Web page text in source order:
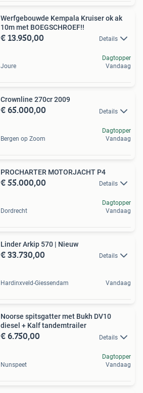
Werfgebouwde Kempala Kruiser ok ak
10m met BOEGSCHROEF!!
€ 13.950,00 Details
Joure
Dagtopper
Vandaag
Crownline 270cr 2009
€ 65.000,00 Details
Bergen op Zoom
Dagtopper
Vandaag
PROCHARTER MOTORJACHT P4
€ 55.000,00 Details
Dordrecht
Dagtopper
Vandaag
Linder Arkip 570 | Nieuw
€ 33.730,00 Details
Hardinxveld-Giessendam Vandaag
Noorse spitsgatter met Bukh DV10
diesel + Kalf tandemtrailer
€ 6.750,00 Details
Nunspeet
Dagtopper
Vandaag